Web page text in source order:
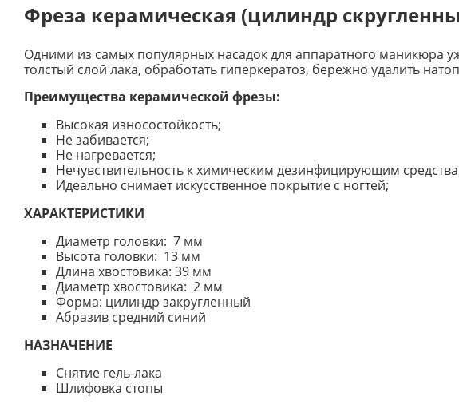
Фреза керамическая (цилиндр
Одними из самых популярных насадок для аппаратного маникюра
толстый слой лака, обработать гиперкератоз, бережно удалить
Преимущества керамической фрезы:
Высокая износостойкость;
Не забивается;
Не нагревается;
Нечувствительность к химическим дезинфицирующим
Идеально снимает искусственное покрытие с ногтей;
ХАРАКТЕРИСТИКИ
Диаметр головки: 7 мм
Высота головки: 13 мм
Длина хвостовика: 39 мм
Диаметр хвостовика: 2 мм
Форма: цилиндр закругленный
Абразив средний синий
НАЗНАЧЕНИЕ
Снятие гель-лака
Шлифовка стопы